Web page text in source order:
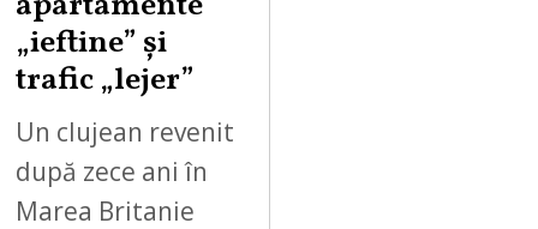
„ieftine” și
trafic „lejer”
Un clujean revenit
după zece ani în
Marea Britanie